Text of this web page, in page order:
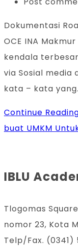
Dokumentasi
OCE INA
kendala
via Sosial media
kata – kata
Continue
buat UMKM
IBLU
Tlogomas
nomor 23, Kota
Telp/Fax. (0341)